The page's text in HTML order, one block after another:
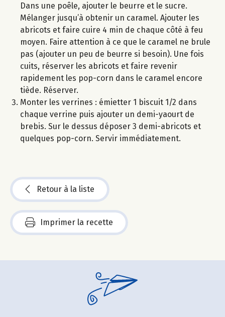
Dans une poêle, ajouter le beurre et le sucre.
Mélanger jusqu’à obtenir un caramel. Ajouter les
abricots et faire cuire 4 min de chaque côté à feu
moyen. Faire attention à ce que le caramel ne brule
pas (ajouter un peu de beurre si besoin). Une fois
cuits, réserver les abricots et faire revenir
rapidement les pop-corn dans le caramel encore
tiède. Réserver.
Monter les verrines : émietter 1 biscuit 1/2 dans
chaque verrine puis ajouter un demi-yaourt de
brebis. Sur le dessus déposer 3 demi-abricots et
quelques pop-corn. Servir immédiatement.
Retour à la liste
Imprimer la recette